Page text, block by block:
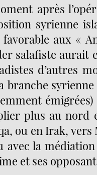
après
syrienne
aux «
salafiste aurait
d’autres
syrienne
plus au nord
ou en Irak,
avec la
et ses